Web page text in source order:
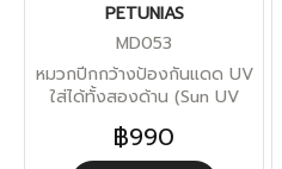
PETUNIAS
MD053
หมวกปีกกว้างป้องกันแดด UV
ใส่ได้ทั้งสองด้าน (Sun UV
฿990